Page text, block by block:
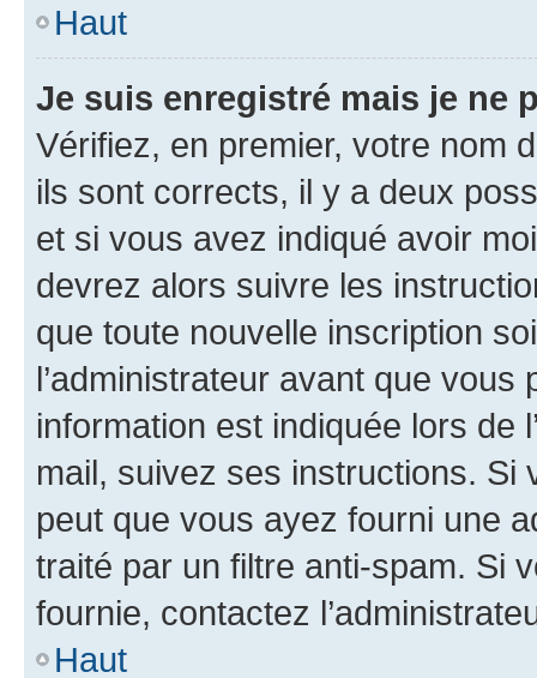
Haut
Je suis enregistré mais je ne
Vérifiez, en premier, votre nom
ils sont corrects, il y a deux
et si vous avez indiqué avoir
devrez alors suivre les
que toute nouvelle inscription
l’administrateur avant que
information est indiquée lors de
mail, suivez ses instructions. Si
peut que vous ayez fourni une
traité par un filtre anti-spam. Si
fournie, contactez
Haut